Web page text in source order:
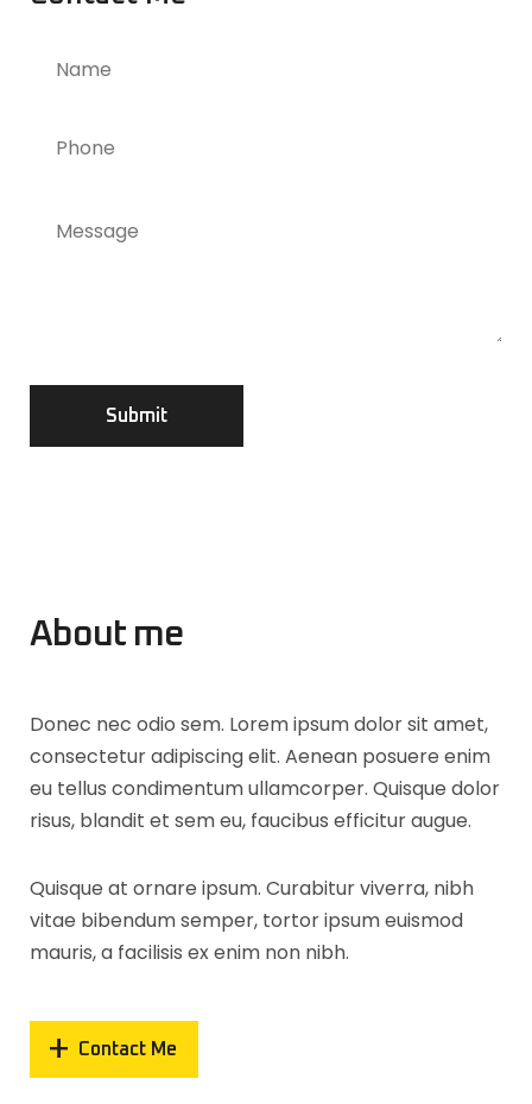
About me
Donec nec odio sem. Lorem ipsum dolor sit amet,
consectetur adipiscing elit. Aenean posuere enim
eu tellus condimentum ullamcorper. Quisque dolor
risus, blandit et sem eu, faucibus efficitur augue.
Quisque at ornare ipsum. Curabitur viverra, nibh
vitae bibendum semper, tortor ipsum euismod
mauris, a facilisis ex enim non nibh.
Contact Me